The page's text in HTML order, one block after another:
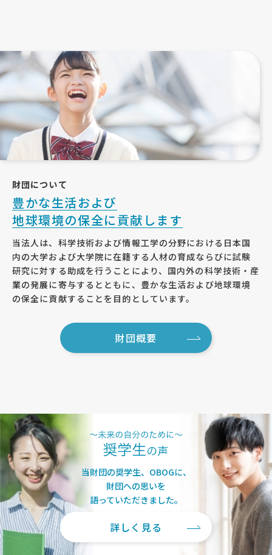
財団について
豊かな生活および
地球環境の保全に貢献します
当法人は、科学技術および情報工学の分野における日本国
内の大学および大学院に在籍する人材の育成ならびに試験
研究に対する助成を行うことにより、国内外の科学技術・産
業の発展に寄与するとともに、豊かな生活および地球環境
の保全に貢献することを目的としています。
財団概要
当財団の奨学生、OBOGに、
財団への思いを
語っていただきました。
詳しく見る